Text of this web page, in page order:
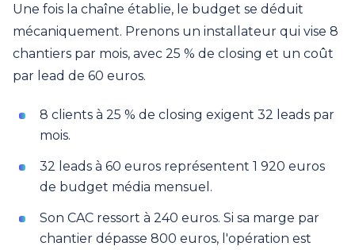
Une fois la chaîne établie, le budget se déduit
mécaniquement. Prenons un installateur qui vise 8
chantiers par mois, avec 25 % de closing et un coût
par lead de 60 euros.
8 clients à 25 % de closing exigent 32 leads par
mois.
32 leads à 60 euros représentent 1 920 euros
de budget média mensuel.
Son CAC ressort à 240 euros. Si sa marge par
chantier dépasse 800 euros, l'opération est